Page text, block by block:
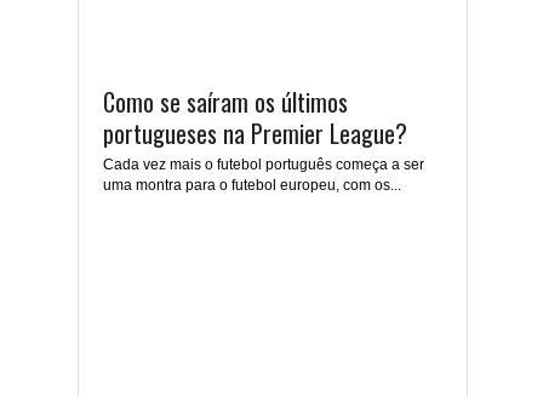
Como se saíram os últimos
portugueses na Premier League?
Cada vez mais o futebol português começa a ser
uma montra para o futebol europeu, com os...